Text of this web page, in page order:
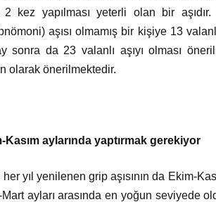
kez yapılması yeterli olan bir aşıdır.
aşısı olmamış bir kişiye 13
da 23 valanlı aşıyı olması
olarak önerilmektedir.
Kasım aylarında yaptırmak gerekiyor
her yıl yenilenen grip aşısının da Ekim-
Mart ayları arasında en yoğun seviyede